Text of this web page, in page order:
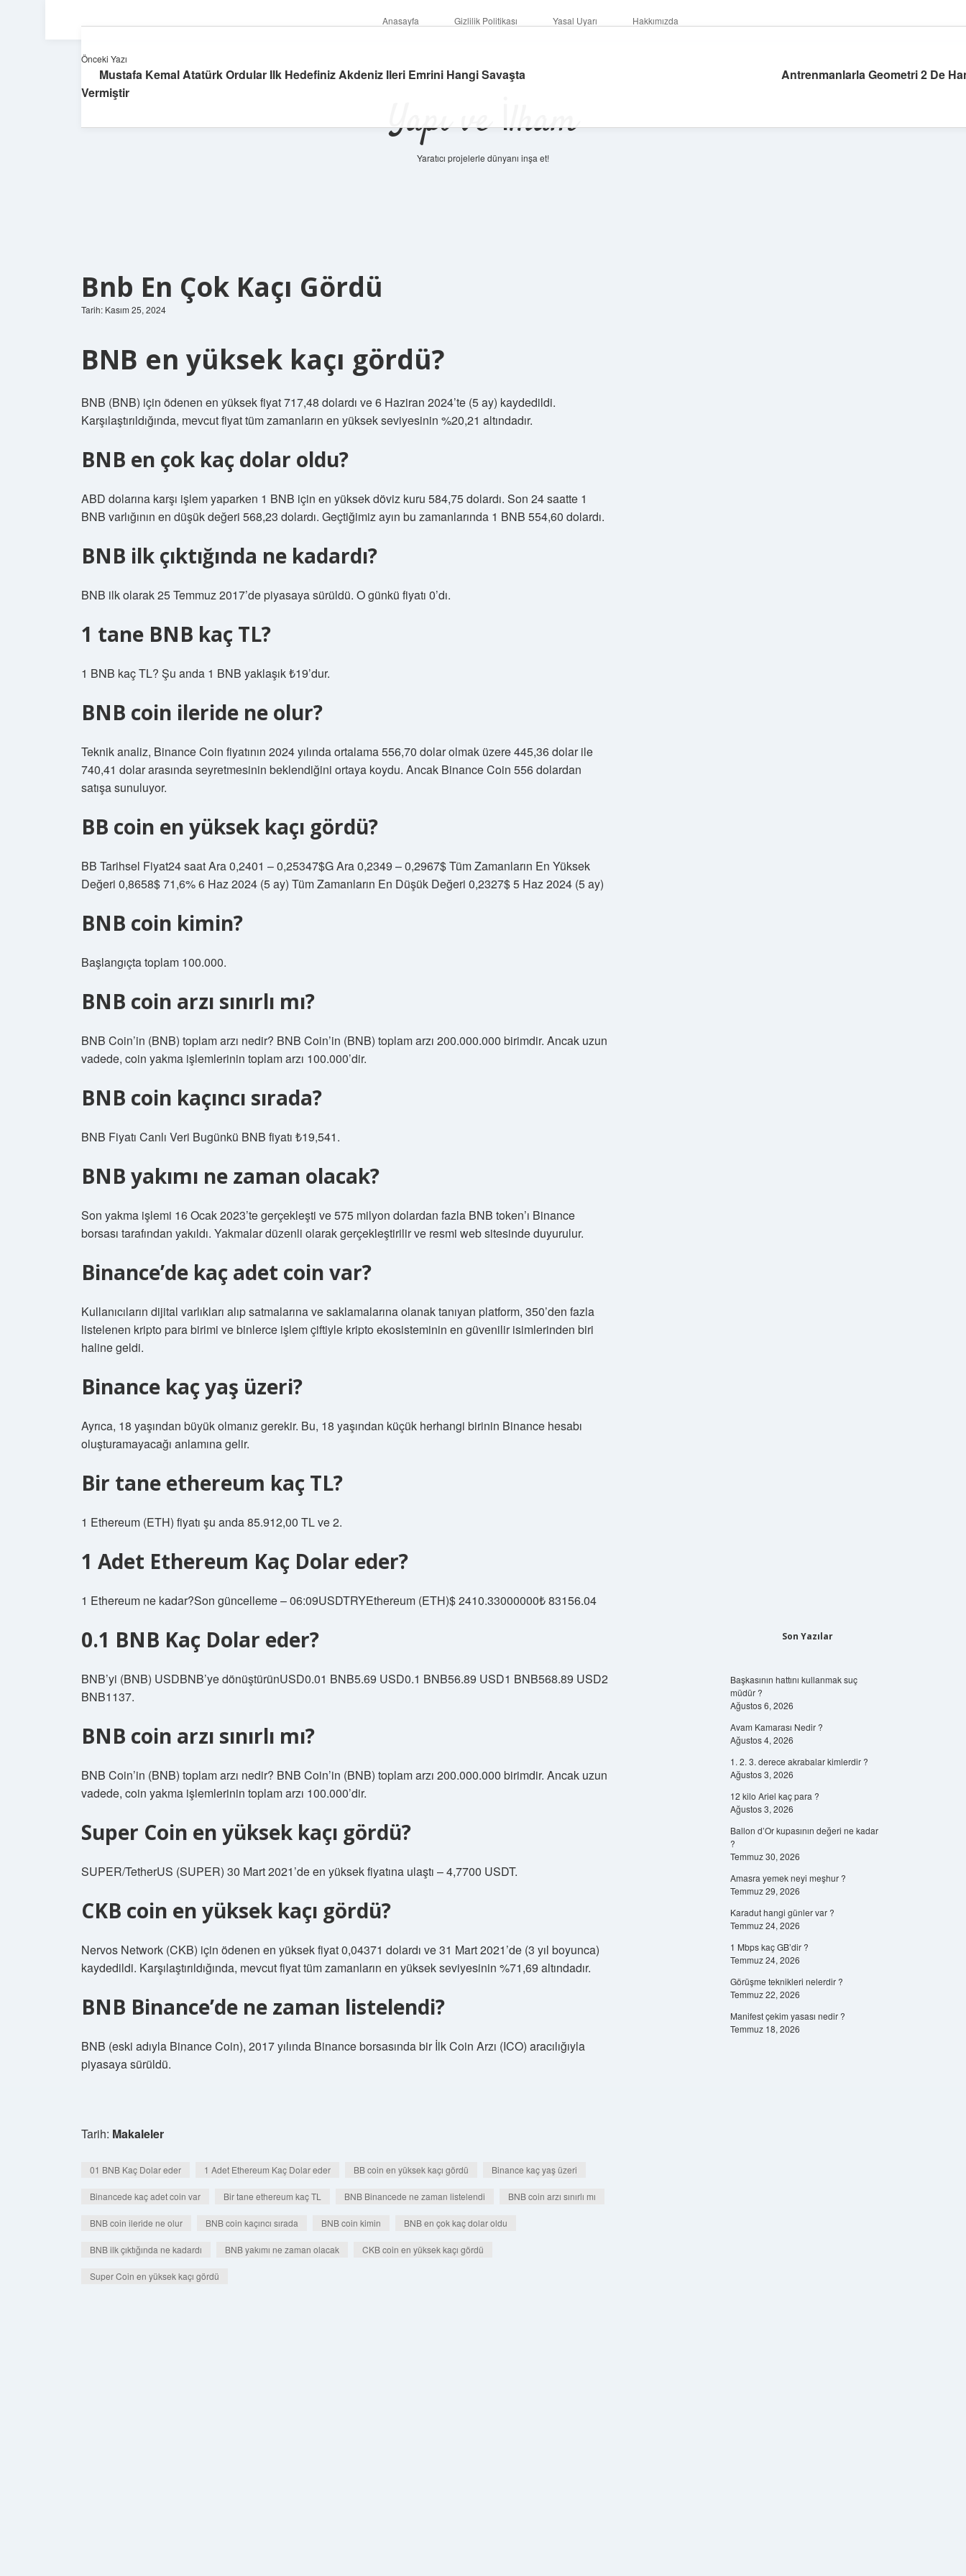
Anasayfa Gizlilik Politikası Yasal Uyarı Hakkımızda
Yapı ve İlham
Yaratıcı projelerle dünyanı inşa et!
Bnb En Çok Kaçı Gördü
Tarih: Kasım 25, 2024
BNB en yüksek kaçı gördü?
BNB (BNB) için ödenen en yüksek fiyat 717,48 dolardı ve 6 Haziran 2024’te (5 ay) kaydedildi.
Karşılaştırıldığında, mevcut fiyat tüm zamanların en yüksek seviyesinin %20,21 altındadır.
BNB en çok kaç dolar oldu?
ABD dolarına karşı işlem yaparken 1 BNB için en yüksek döviz kuru 584,75 dolardı. Son 24 saatte 1
BNB varlığının en düşük değeri 568,23 dolardı. Geçtiğimiz ayın bu zamanlarında 1 BNB 554,60 dolardı.
BNB ilk çıktığında ne kadardı?
BNB ilk olarak 25 Temmuz 2017’de piyasaya sürüldü. O günkü fiyatı 0’dı.
1 tane BNB kaç TL?
1 BNB kaç TL? Şu anda 1 BNB yaklaşık ₺19’dur.
BNB coin ileride ne olur?
Teknik analiz, Binance Coin fiyatının 2024 yılında ortalama 556,70 dolar olmak üzere 445,36 dolar ile
740,41 dolar arasında seyretmesinin beklendiğini ortaya koydu. Ancak Binance Coin 556 dolardan
satışa sunuluyor.
BB coin en yüksek kaçı gördü?
BB Tarihsel Fiyat24 saat Ara 0,2401 – 0,25347$G Ara 0,2349 – 0,2967$ Tüm Zamanların En Yüksek
Değeri 0,8658$ 71,6% 6 Haz 2024 (5 ay) Tüm Zamanların En Düşük Değeri 0,2327$ 5 Haz 2024 (5 ay)
BNB coin kimin?
Başlangıçta toplam 100.000.
BNB coin arzı sınırlı mı?
BNB Coin’in (BNB) toplam arzı nedir? BNB Coin’in (BNB) toplam arzı 200.000.000 birimdir. Ancak uzun
vadede, coin yakma işlemlerinin toplam arzı 100.000’dir.
BNB coin kaçıncı sırada?
BNB Fiyatı Canlı Veri Bugünkü BNB fiyatı ₺19,541.
BNB yakımı ne zaman olacak?
Son yakma işlemi 16 Ocak 2023’te gerçekleşti ve 575 milyon dolardan fazla BNB token’ı Binance
borsası tarafından yakıldı. Yakmalar düzenli olarak gerçekleştirilir ve resmi web sitesinde duyurulur.
Binance’de kaç adet coin var?
Kullanıcıların dijital varlıkları alıp satmalarına ve saklamalarına olanak tanıyan platform, 350’den fazla
listelenen kripto para birimi ve binlerce işlem çiftiyle kripto ekosisteminin en güvenilir isimlerinden biri
haline geldi.
Binance kaç yaş üzeri?
Ayrıca, 18 yaşından büyük olmanız gerekir. Bu, 18 yaşından küçük herhangi birinin Binance hesabı
oluşturamayacağı anlamına gelir.
Bir tane ethereum kaç TL?
1 Ethereum (ETH) fiyatı şu anda 85.912,00 TL ve 2.
1 Adet Ethereum Kaç Dolar eder?
1 Ethereum ne kadar?Son güncelleme – 06:09USDTRYEthereum (ETH)$ 2410.33000000₺ 83156.04
0.1 BNB Kaç Dolar eder?
BNB’yi (BNB) USDBNB’ye dönüştürünUSD0.01 BNB5.69 USD0.1 BNB56.89 USD1 BNB568.89 USD2
BNB1137.
BNB coin arzı sınırlı mı?
BNB Coin’in (BNB) toplam arzı nedir? BNB Coin’in (BNB) toplam arzı 200.000.000 birimdir. Ancak uzun
vadede, coin yakma işlemlerinin toplam arzı 100.000’dir.
Super Coin en yüksek kaçı gördü?
SUPER/TetherUS (SUPER) 30 Mart 2021’de en yüksek fiyatına ulaştı – 4,7700 USDT.
CKB coin en yüksek kaçı gördü?
Nervos Network (CKB) için ödenen en yüksek fiyat 0,04371 dolardı ve 31 Mart 2021’de (3 yıl boyunca)
kaydedildi. Karşılaştırıldığında, mevcut fiyat tüm zamanların en yüksek seviyesinin %71,69 altındadır.
BNB Binance’de ne zaman listelendi?
BNB (eski adıyla Binance Coin), 2017 yılında Binance borsasında bir İlk Coin Arzı (ICO) aracılığıyla
piyasaya sürüldü.
Tarih: Makaleler
01 BNB Kaç Dolar eder 1 Adet Ethereum Kaç Dolar eder BB coin en yüksek kaçı gördü Binance kaç yaş üzeri
Binancede kaç adet coin var Bir tane ethereum kaç TL BNB Binancede ne zaman listelendi BNB coin arzı sınırlı mı
BNB coin ileride ne olur BNB coin kaçıncı sırada BNB coin kimin BNB en çok kaç dolar oldu
BNB ilk çıktığında ne kadardı BNB yakımı ne zaman olacak CKB coin en yüksek kaçı gördü
Super Coin en yüksek kaçı gördü
Önceki Yazı
Mustafa Kemal Atatürk Ordular Ilk Hedefiniz Akdeniz Ileri Emrini Hangi Savaşta
Vermiştir
Antrenmanlarla Geometri 2 De
Son Yazılar
Başkasının hattını kullanmak suç
müdür ?
Ağustos 6, 2026
Avam Kamarası Nedir ?
Ağustos 4, 2026
1. 2. 3. derece akrabalar kimlerdir ?
Ağustos 3, 2026
12 kilo Ariel kaç para ?
Ağustos 3, 2026
Ballon d’Or kupasının değeri ne kadar
?
Temmuz 30, 2026
Amasra yemek neyi meşhur ?
Temmuz 29, 2026
Karadut hangi günler var ?
Temmuz 24, 2026
1 Mbps kaç GB’dir ?
Temmuz 24, 2026
Görüşme teknikleri nelerdir ?
Temmuz 22, 2026
Manifest çekim yasası nedir ?
Temmuz 18, 2026